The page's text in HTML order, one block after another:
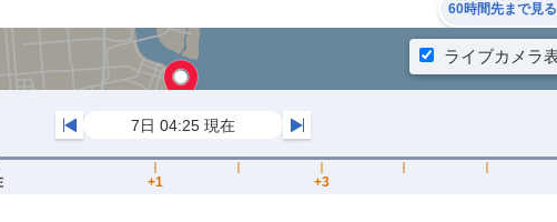
60時間先まで見る